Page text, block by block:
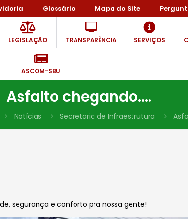
Glossário Mapa do Site
LEGISLAÇÃO TRANSPARÊNCIA SERVIÇOS
ASCOM-SBU
Asfalto chegando….
Notícias Secretaria de Infraestrutura
segurança e conforto pra nossa gente!